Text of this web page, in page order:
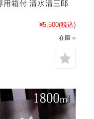
用箱付 清水清三郎
¥5,500(税込)
在庫 ○